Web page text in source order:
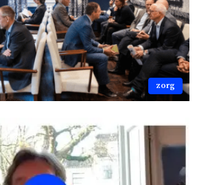
zorg